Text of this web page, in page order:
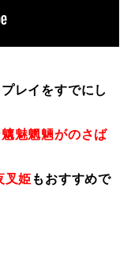
レイをすでにし
魑魅魍魎がのさば
叉姫 もおすすめで